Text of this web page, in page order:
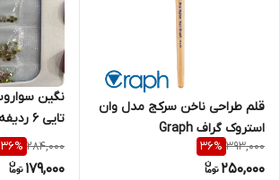
قلم طراحی ناخن سرکج مدل وان
استروک گراف Graph
393,000
36%
250,000
تایی 6 ردیفه
284,000
36%
179,000